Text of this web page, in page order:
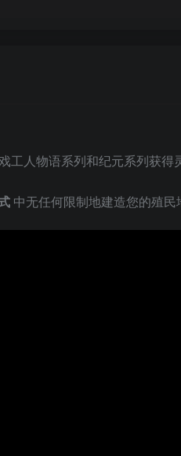
工人物语系列和纪元系列获得
中无任何限制地建造您的殖民